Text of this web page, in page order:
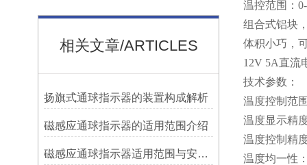
相关文章/ARTICLES
扬旗式通球指示器的装置构成解析
磁感应通球指示器的适用范围介绍
磁感应通球指示器适用范围与安装方法
温控范围：
组合式铝块
体积小巧，
12V 5A直流
技术参数：
温度控制范
温度显示精
温度控制精
温度均一性